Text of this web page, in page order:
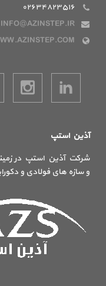
۰۲۶۳۴۸۲۳۵۱۶
INFO@AZINSTEP.IR
آذین استپ
شرکت آذین استپ در
و سازه های فولادی و